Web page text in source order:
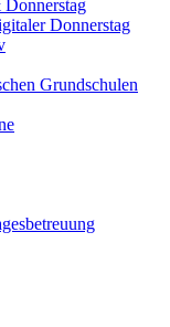
Donnerstag
Grundschulen